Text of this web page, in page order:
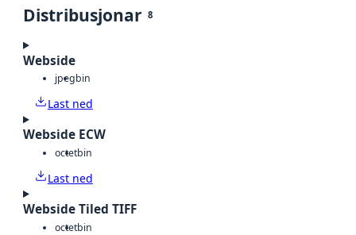
Distribusjonar 8
Webside
jpegbin
Last ned
Webside ECW
octetbin
Last ned
Webside Tiled TIFF
octetbin